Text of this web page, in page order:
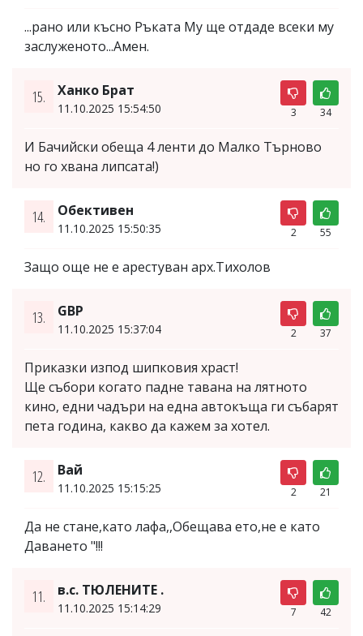
...рано или късно Ръката Му ще отдаде всеки му
заслуженото...Амен.
15. Ханко Брат
11.10.2025 15:54:50 3 34
И Бачийски обеща 4 ленти до Малко Търново
но го хвана липсата!)
14. Обективен
11.10.2025 15:50:35 2 55
Защо още не е арестуван арх.Тихолов
13. GBP
11.10.2025 15:37:04 2 37
Приказки изпод шипковия храст!
Ще събори когато падне тавана на лятното
кино, едни чадъри на една автокъща ги събарят
пета година, какво да кажем за хотел.
12. Вай
11.10.2025 15:15:25 2 21
Да не стане,като лафа,,Обещава ето,не е като
Даването "!!!
11. в.с. ТЮЛЕНИТЕ .
11.10.2025 15:14:29 7 42